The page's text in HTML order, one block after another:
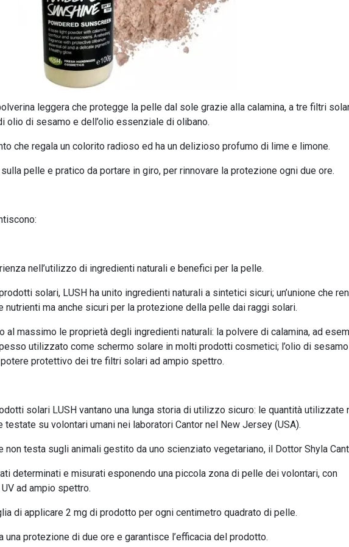
leggera che protegge la pelle dal sole grazie alla calamina, a tre filtri
olio di sesamo e dell’olio essenziale di olibano.
che regala un colorito radioso ed ha un delizioso profumo di lime e limone.
pelle e pratico da portare in giro, per rinnovare la protezione ogni due ore.
nell’utilizzo di ingredienti naturali e benefici per la pelle.
solari, LUSH ha unito ingredienti naturali a sintetici sicuri; un’unione che
ma anche sicuri per la protezione della pelle dai raggi solari.
al massimo le proprietà degli ingredienti naturali: la polvere di calamina, ad
utilizzato come schermo solare in molti prodotti cosmetici; l’olio di
protettivo dei tre filtri solari ad ampio spettro.
solari LUSH vantano una lunga storia di utilizzo sicuro: le quantità utilizzate
su volontari umani nei laboratori Cantor nel New Jersey (USA).
non testa sugli animali gestito da uno scienziato vegetariano, il Dottor Shyla
determinati e misurati esponendo una piccola zona di pelle dei volontari, con
ad ampio spettro.
di applicare 2 mg di prodotto per ogni centimetro quadrato di pelle.
una protezione di due ore e garantisce l’efficacia del prodotto.